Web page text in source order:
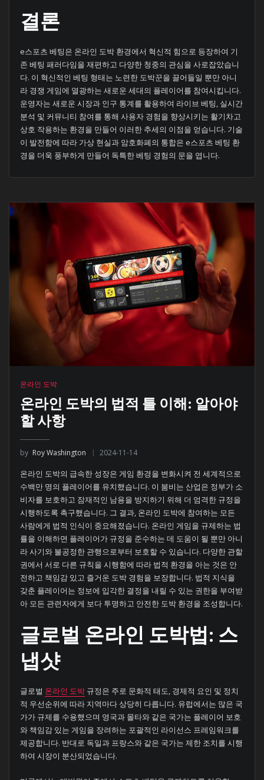
결론
e스포츠 베팅은 온라인 도박 환경에서 혁신적 힘으로 등장하여 기
존 베팅 패러다임을 재편하고 다양한 청중의 관심을 사로잡았습니
다. 이 혁신적인 베팅 형태는 노련한 도박꾼을 끌어들일 뿐만 아니
라 경쟁 게임에 열광하는 새로운 세대의 플레이어를 참여시킵니다.
운영자는 새로운 시장과 인구 통계를 활용하여 라이브 베팅, 실시간
분석 및 커뮤니티 참여를 통해 사용자 경험을 향상시키는 활기차고
상호 작용하는 환경을 만들어 이러한 추세의 이점을 얻습니다. 기술
이 발전함에 따라 가상 현실과 암호화폐의 통합은 e스포츠 베팅 환
경을 더욱 풍부하게 만들어 독특한 베팅 경험의 문을 엽니다.
온라인 도박
온라인 도박의 법적 틀 이해: 알아야
할 사항
by Roy Washington 2024-11-14
온라인 도박의 급속한 성장은 게임 환경을 변화시켜 전 세계적으로
수백만 명의 플레이어를 유치했습니다. 이 붐비는 산업은 정부가 소
비자를 보호하고 잠재적인 남용을 방지하기 위해 더 엄격한 규정을
시행하도록 촉구했습니다. 그 결과, 온라인 도박에 참여하는 모든
사람에게 법적 인식이 중요해졌습니다. 온라인 게임을 규제하는 법
률을 이해하면 플레이어가 규정을 준수하는 데 도움이 될 뿐만 아니
라 사기와 불공정한 관행으로부터 보호할 수 있습니다. 다양한 관할
권에서 서로 다른 규칙을 시행함에 따라 법적 환경을 아는 것은 안
전하고 책임감 있고 즐거운 도박 경험을 보장합니다. 법적 지식을
갖춘 플레이어는 정보에 입각한 결정을 내릴 수 있는 권한을 부여받
아 모든 관련자에게 보다 투명하고 안전한 도박 환경을 조성합니다.
글로벌 온라인 도박법: 스
냅샷
글로벌 온라인 도박규정은 주로 문화적 태도, 경제적 요인 및 정치
적 우선순위에 따라 지역마다 상당히 다릅니다. 유럽에서는 많은 국
가가 규제를 수용했으며 영국과 몰타와 같은 국가는 플레이어 보호
와 책임감 있는 게임을 장려하는 포괄적인 라이선스 프레임워크를
제공합니다. 반대로 독일과 프랑스와 같은 국가는 제한 조치를 시행
하여 시장이 분산되었습니다.